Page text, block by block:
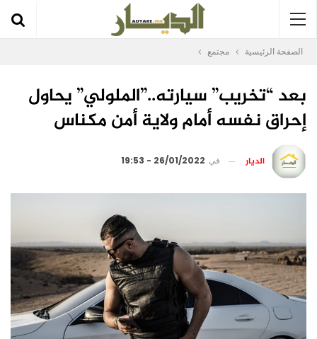
الصفحة الرئيسية مجتمع
بعد “تخريب” سيارته..”الملولي” يحاول
إحراق نفسه أمام ولاية أمن مكناس
الديار في 26/01/2022 - 19:53